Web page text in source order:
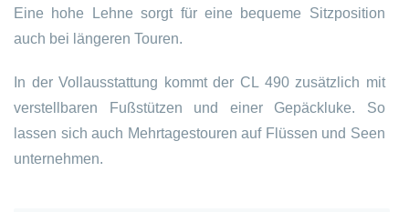
Eine hohe Lehne sorgt für eine bequeme Sitzposition
auch bei längeren Touren.
In der Vollausstattung kommt der CL 490 zusätzlich mit
verstellbaren Fußstützen und einer Gepäckluke. So
lassen sich auch Mehrtagestouren auf Flüssen und Seen
unternehmen.